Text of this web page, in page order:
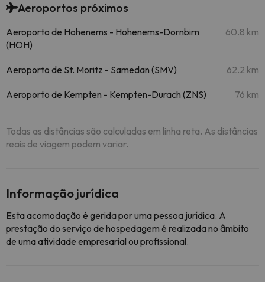
Aeroportos próximos
Aeroporto de Hohenems - Hohenems-Dornbirn
(HOH)
60.8 km
Aeroporto de St. Moritz - Samedan (SMV) 62.2 km
Aeroporto de Kempten - Kempten-Durach (ZNS) 76 km
Todas as distâncias são calculadas em linha reta. As distâncias
reais de viagem podem variar.
Informação jurídica
Esta acomodação é gerida por uma pessoa jurídica. A
prestação do serviço de hospedagem é realizada no âmbito
de uma atividade empresarial ou profissional.